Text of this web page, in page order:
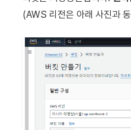
(AWS 리전은 아래 사진과